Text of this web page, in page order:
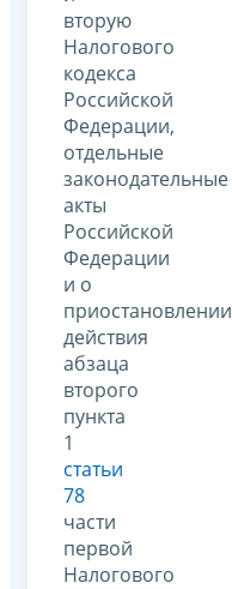
вторую
Налогового
кодекса
Российской
Федерации,
отдельные
законодательные
акты
Российской
Федерации
и о
приостановлении
действия
абзаца
второго
пункта
1
статьи
78
части
первой
Налогового